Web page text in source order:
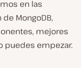
en las
MongoDB,
mejores
puedes empezar.